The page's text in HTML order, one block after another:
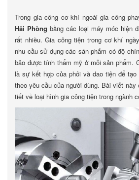
Trong gia công cơ khí ngoài gia công
Hải Phòng bằng các loại máy móc hiện
rất nhiều. Gia công tiện trong cơ khí
nhu cầu sử dụng các sản phẩm có độ
bảo được tính thẩm mỹ ở mỗi sản phẩm.
là sự kết hợp của phôi và dao tiện để tạo
theo yêu cầu của người dùng. Bài viết
tiết về loại hình gia công tiện trong ngành